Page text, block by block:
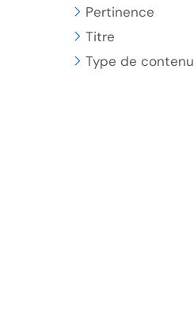
Pertinence
Titre
Type de contenu